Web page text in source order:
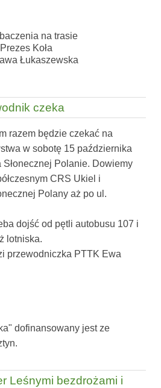
na trasie
Prezes Koła
Łukaszewska
czeka
razem będzie czekać na
w sobotę 15 października
Słonecznej Polanie. Dowiemy
CRS Ukiel i
Polany aż po ul.
dojść od pętli autobusu 107 i
lotniska.
przewodniczka PTTK Ewa
dofinansowany jest ze
Leśnymi bezdrożami i